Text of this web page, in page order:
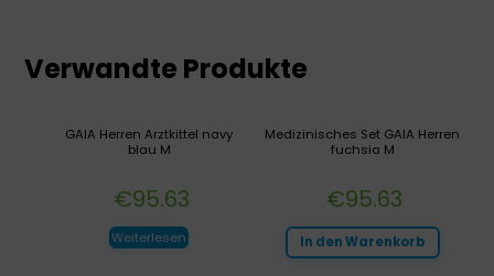
Verwandte Produkte
Medizinisches Set GAIA Herren
fuchsia M
€95.63
In den Warenkorb
GAIA Herren Arztkittel navy
blau M
€95.63
Weiterlesen